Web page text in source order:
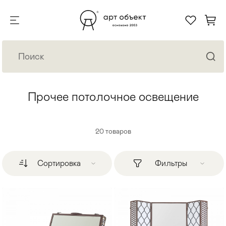
Прочее потолочное освещение
20товаров
Сортировка Фильтры